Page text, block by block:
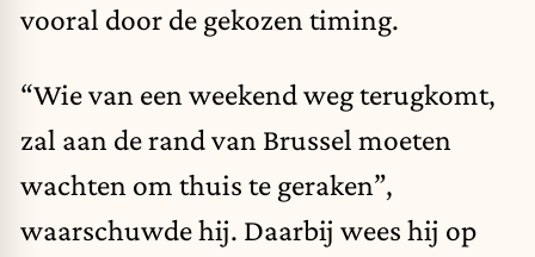
vooral door de gekozen timing.
“Wie van een weekend weg terugkomt,
zal aan de rand van Brussel moeten
wachten om thuis te geraken”,
waarschuwde hij. Daarbij wees hij op